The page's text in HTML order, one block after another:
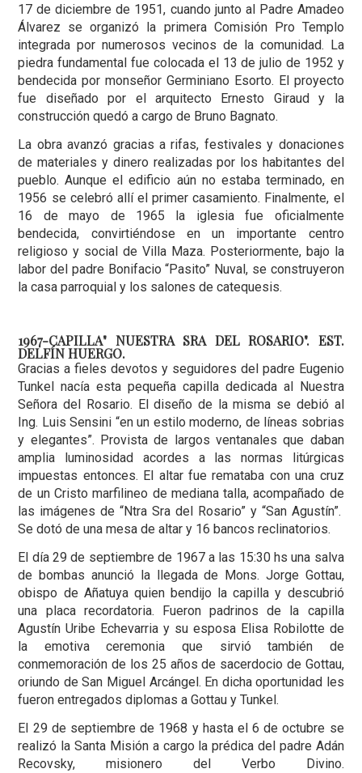
17 de diciembre de 1951, cuando junto al Padre Amadeo
Álvarez se organizó la primera Comisión Pro Templo
integrada por numerosos vecinos de la comunidad. La
piedra fundamental fue colocada el 13 de julio de 1952 y
bendecida por monseñor Germiniano Esorto. El proyecto
fue diseñado por el arquitecto Ernesto Giraud y la
construcción quedó a cargo de Bruno Bagnato.
La obra avanzó gracias a rifas, festivales y donaciones
de materiales y dinero realizadas por los habitantes del
pueblo. Aunque el edificio aún no estaba terminado, en
1956 se celebró allí el primer casamiento. Finalmente, el
16 de mayo de 1965 la iglesia fue oficialmente
bendecida, convirtiéndose en un importante centro
religioso y social de Villa Maza. Posteriormente, bajo la
labor del padre Bonifacio “Pasito” Nuval, se construyeron
la casa parroquial y los salones de catequesis.
1967-CAPILLA" NUESTRA SRA DEL ROSARIO". EST.
DELFÍN HUERGO.
Gracias a fieles devotos y seguidores del padre Eugenio
Tunkel nacía esta pequeña capilla dedicada al Nuestra
Señora del Rosario. El diseño de la misma se debió al
Ing. Luis Sensini “en un estilo moderno, de líneas sobrias
y elegantes”. Provista de largos ventanales que daban
amplia luminosidad acordes a las normas litúrgicas
impuestas entonces. El altar fue remataba con una cruz
de un Cristo marfilineo de mediana talla, acompañado de
las imágenes de “Ntra Sra del Rosario” y “San Agustín”.
Se dotó de una mesa de altar y 16 bancos reclinatorios.
El día 29 de septiembre de 1967 a las 15:30 hs una salva
de bombas anunció la llegada de Mons. Jorge Gottau,
obispo de Añatuya quien bendijo la capilla y descubrió
una placa recordatoria. Fueron padrinos de la capilla
Agustín Uribe Echevarria y su esposa Elisa Robilotte de
la emotiva ceremonia que sirvió también de
conmemoración de los 25 años de sacerdocio de Gottau,
oriundo de San Miguel Arcángel. En dicha oportunidad les
fueron entregados diplomas a Gottau y Tunkel.
El 29 de septiembre de 1968 y hasta el 6 de octubre se
realizó la Santa Misión a cargo la prédica del padre Adán
Recovsky, misionero del Verbo Divino.